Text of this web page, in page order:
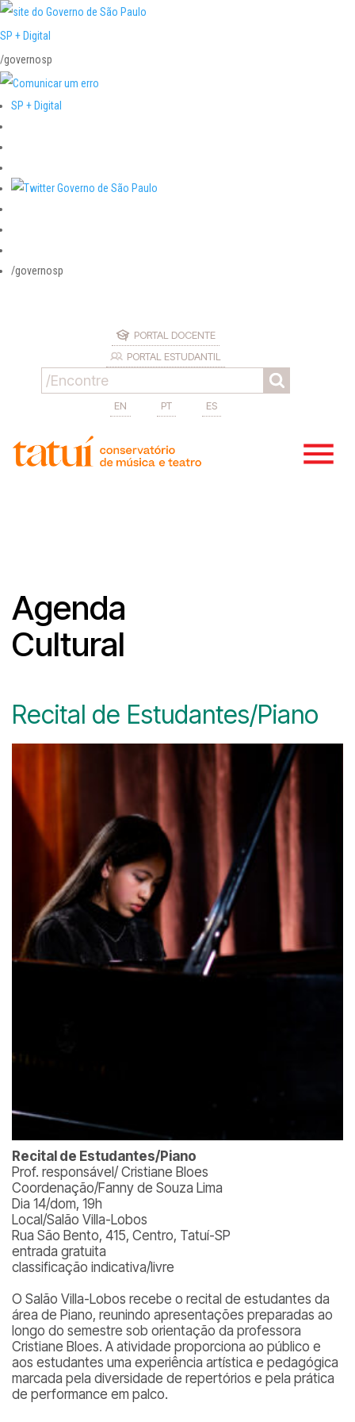
SP + Digital
/governosp
SP + Digital
/governosp
PORTAL DOCENTE
PORTAL ESTUDANTIL
EN PT ES
Agenda
Cultural
Recital de Estudantes/Piano
Recital de Estudantes/Piano
Prof. responsável/ Cristiane Bloes
Coordenação/Fanny de Souza Lima
Dia 14/dom, 19h
Local/Salão Villa-Lobos
Rua São Bento, 415, Centro, Tatuí-SP
entrada gratuita
classificação indicativa/livre
O Salão Villa-Lobos recebe o recital de estudantes da
área de Piano, reunindo apresentações preparadas ao
longo do semestre sob orientação da professora
Cristiane Bloes. A atividade proporciona ao público e
aos estudantes uma experiência artística e pedagógica
marcada pela diversidade de repertórios e pela prática
de performance em palco.